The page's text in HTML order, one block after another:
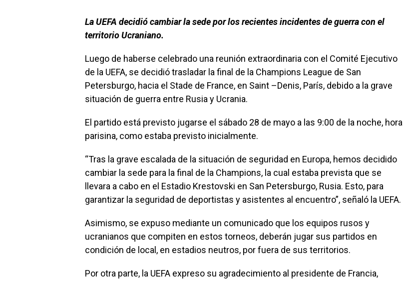
La UEFA decidió cambiar la sede por los recientes incidentes de guerra con el
territorio Ucraniano.
Luego de haberse celebrado una reunión extraordinaria con el Comité Ejecutivo
de la UEFA, se decidió trasladar la final de la Champions League de San
Petersburgo, hacia el Stade de France, en Saint –Denis, París, debido a la grave
situación de guerra entre Rusia y Ucrania.
El partido está previsto jugarse el sábado 28 de mayo a las 9:00 de la noche, hora
parisina, como estaba previsto inicialmente.
“Tras la grave escalada de la situación de seguridad en Europa, hemos decidido
cambiar la sede para la final de la Champions, la cual estaba prevista que se
llevara a cabo en el Estadio Krestovski en San Petersburgo, Rusia. Esto, para
garantizar la seguridad de deportistas y asistentes al encuentro”, señaló la UEFA.
Asimismo, se expuso mediante un comunicado que los equipos rusos y
ucranianos que compiten en estos torneos, deberán jugar sus partidos en
condición de local, en estadios neutros, por fuera de sus territorios.
Por otra parte, la UEFA expreso su agradecimiento al presidente de Francia,